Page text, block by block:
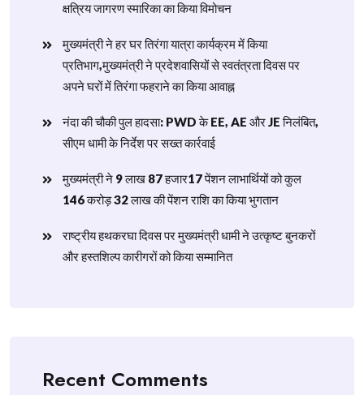
क्षत्रिय जागरण स्मारिका का किया विमोचन
मुख्यमंत्री ने हर घर तिरंगा यात्रा कार्यक्रम में किया
प्रतिभाग,मुख्यमंत्री ने प्रदेशवासियों से स्वतंत्रता दिवस पर
अपने घरों में तिरंगा फहराने का किया आवाह्न
नंदा की चौकी पुल हादसा: PWD के EE, AE और JE निलंबित,
सीएम धामी के निर्देश पर सख्त कार्रवाई
मुख्यमंत्री ने 9 लाख 87 हजार17 पेंशन लाभार्थियों को कुल
146 करोड़ 32 लाख की पेंशन राशि का किया भुगतान
राष्ट्रीय हथकरघा दिवस पर मुख्यमंत्री धामी ने उत्कृष्ट बुनकरों
और हस्तशिल्प कारीगरों को किया सम्मानित
Recent Comments